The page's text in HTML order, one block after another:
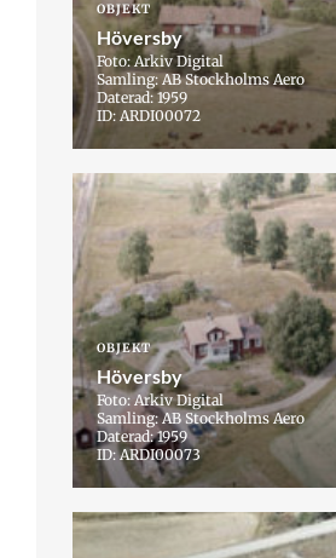
OBJEKT
Höversby
Foto: Arkiv Digital
Samling: AB Stockholms Aero
Daterad: 1959
ID: ARDI00072
OBJEKT
Höversby
Foto: Arkiv Digital
Samling: AB Stockholms Aero
Daterad: 1959
ID: ARDI00073